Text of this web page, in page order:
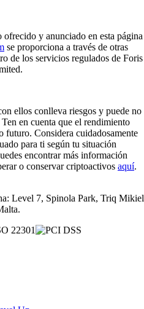
y anunciado en esta página
se proporciona a través de otras
de los servicios regulados de Foris
ellos conlleva riesgos y puede no
en cuenta que el rendimiento
futuro. Considera cuidadosamente
para ti según tu situación
encontrar más información
o conservar criptoactivos aquí.
Level 7, Spinola Park, Triq Mikiel